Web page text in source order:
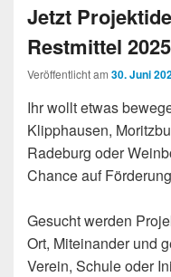
Jetzt
Restmittel
Veröffentlicht am 30. Juni
Ihr wollt etwas
Klipphausen,
Radeburg oder
Chance auf
Gesucht werden
Ort, Miteinander und
Verein, Schule oder